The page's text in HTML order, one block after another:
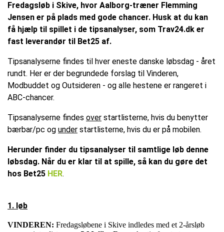
Fredagsløb i Skive, hvor Aalborg-træner Flemming
Jensen er på plads med gode chancer. Husk at du kan
få hjælp til spillet i de tipsanalyser, som Trav24.dk er
fast leverandør til Bet25 af.
Tipsanalyserne findes til hver eneste danske løbsdag - året
rundt. Her er der begrundede forslag til Vinderen,
Modbuddet og Outsideren - og alle hestene er rangeret i
ABC-chancer.
Tipsanalyserne findes over startlisterne, hvis du benytter
bærbar/pc og under startlisterne, hvis du er på mobilen.
Herunder finder du tipsanalyser til samtlige løb denne
løbsdag. Når du er klar til at spille, så kan du gøre det
hos Bet25 H ER.
1. løb
VINDEREN: Fredagsløbene i Skive indledes med et 2-årsløb